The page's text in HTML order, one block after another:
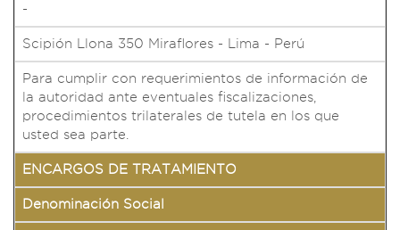
-
Scipión Llona 350 Miraflores - Lima - Perú
Para cumplir con requerimientos de información de
la autoridad ante eventuales fiscalizaciones,
procedimientos trilaterales de tutela en los que
usted sea parte.
ENCARGOS DE TRATAMIENTO
Denominación Social